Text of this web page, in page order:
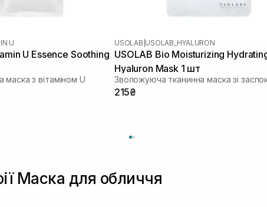
U
U Essence Soothing
з вітаміном U
USOLAB USOLAB_HYALURON
USOLAB Bio Moisturizing
Hyaluron Mask 1 шт
215₴
Маска для обличчя